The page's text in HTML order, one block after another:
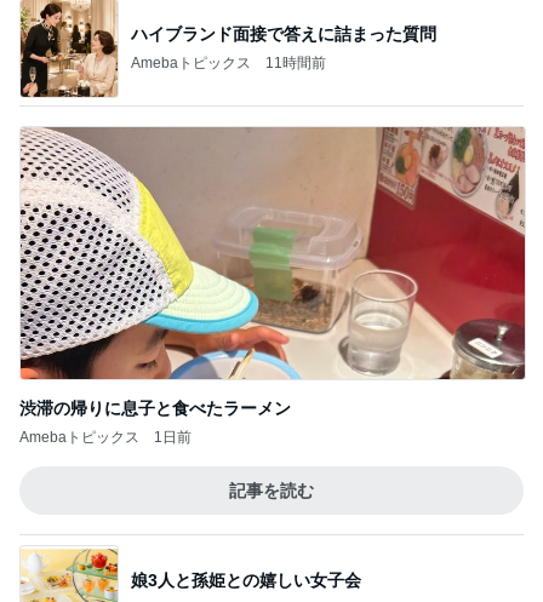
ハイブランド面接で答えに詰まった質問
Amebaトピックス 11時間前
渋滞の帰りに息子と食べたラーメン
Amebaトピックス 1日前
記事を読む
娘3人と孫姫との嬉しい女子会